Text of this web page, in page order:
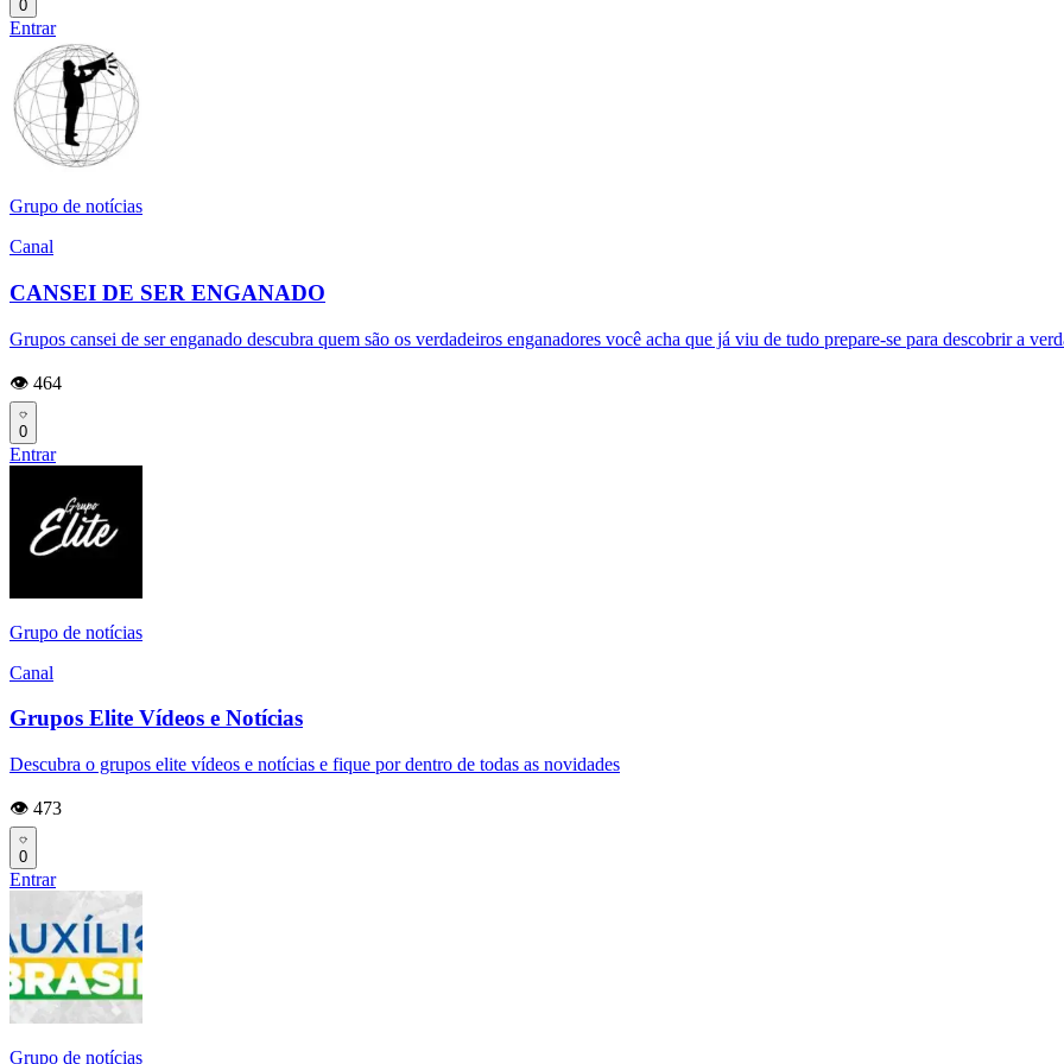
0
Entrar
Grupo de notícias
Canal
CANSEI DE SER ENGANADO
Grupos cansei de ser enganado descubra quem são os verdadeiros enganadores você acha que já viu de tudo prepare-se para descobrir a
👁️ 464
0
Entrar
Grupo de notícias
Canal
Grupos Elite Vídeos e Notícias
Descubra o grupos elite vídeos e notícias e fique por dentro de todas as novidades
👁️ 473
0
Entrar
Grupo de notícias